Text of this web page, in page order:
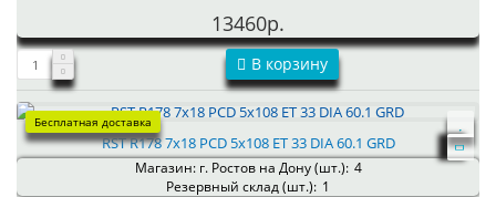
13460р.
В корзину
Бесплатная доставка
RST R178 7x18 PCD 5x108 ET 33 DIA 60.1 GRD
Магазин: г. Ростов на Дону (шт.): 4
Резервный склад (шт.): 1